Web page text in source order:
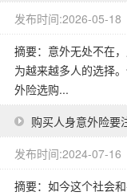
发布时间:2026-05-18
摘要：意外无处不在
为越来越多人的选择
外险选购...
购买人身意外险要
发布时间:2024-07-16
摘要：如今这个社会